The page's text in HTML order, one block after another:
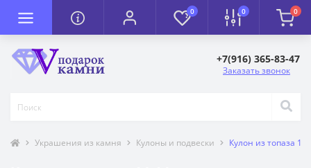
0 0 0
+7(916) 365-83-47
Заказать звонок
Украшения из камня Кулоны и подвески Кулон из топаза